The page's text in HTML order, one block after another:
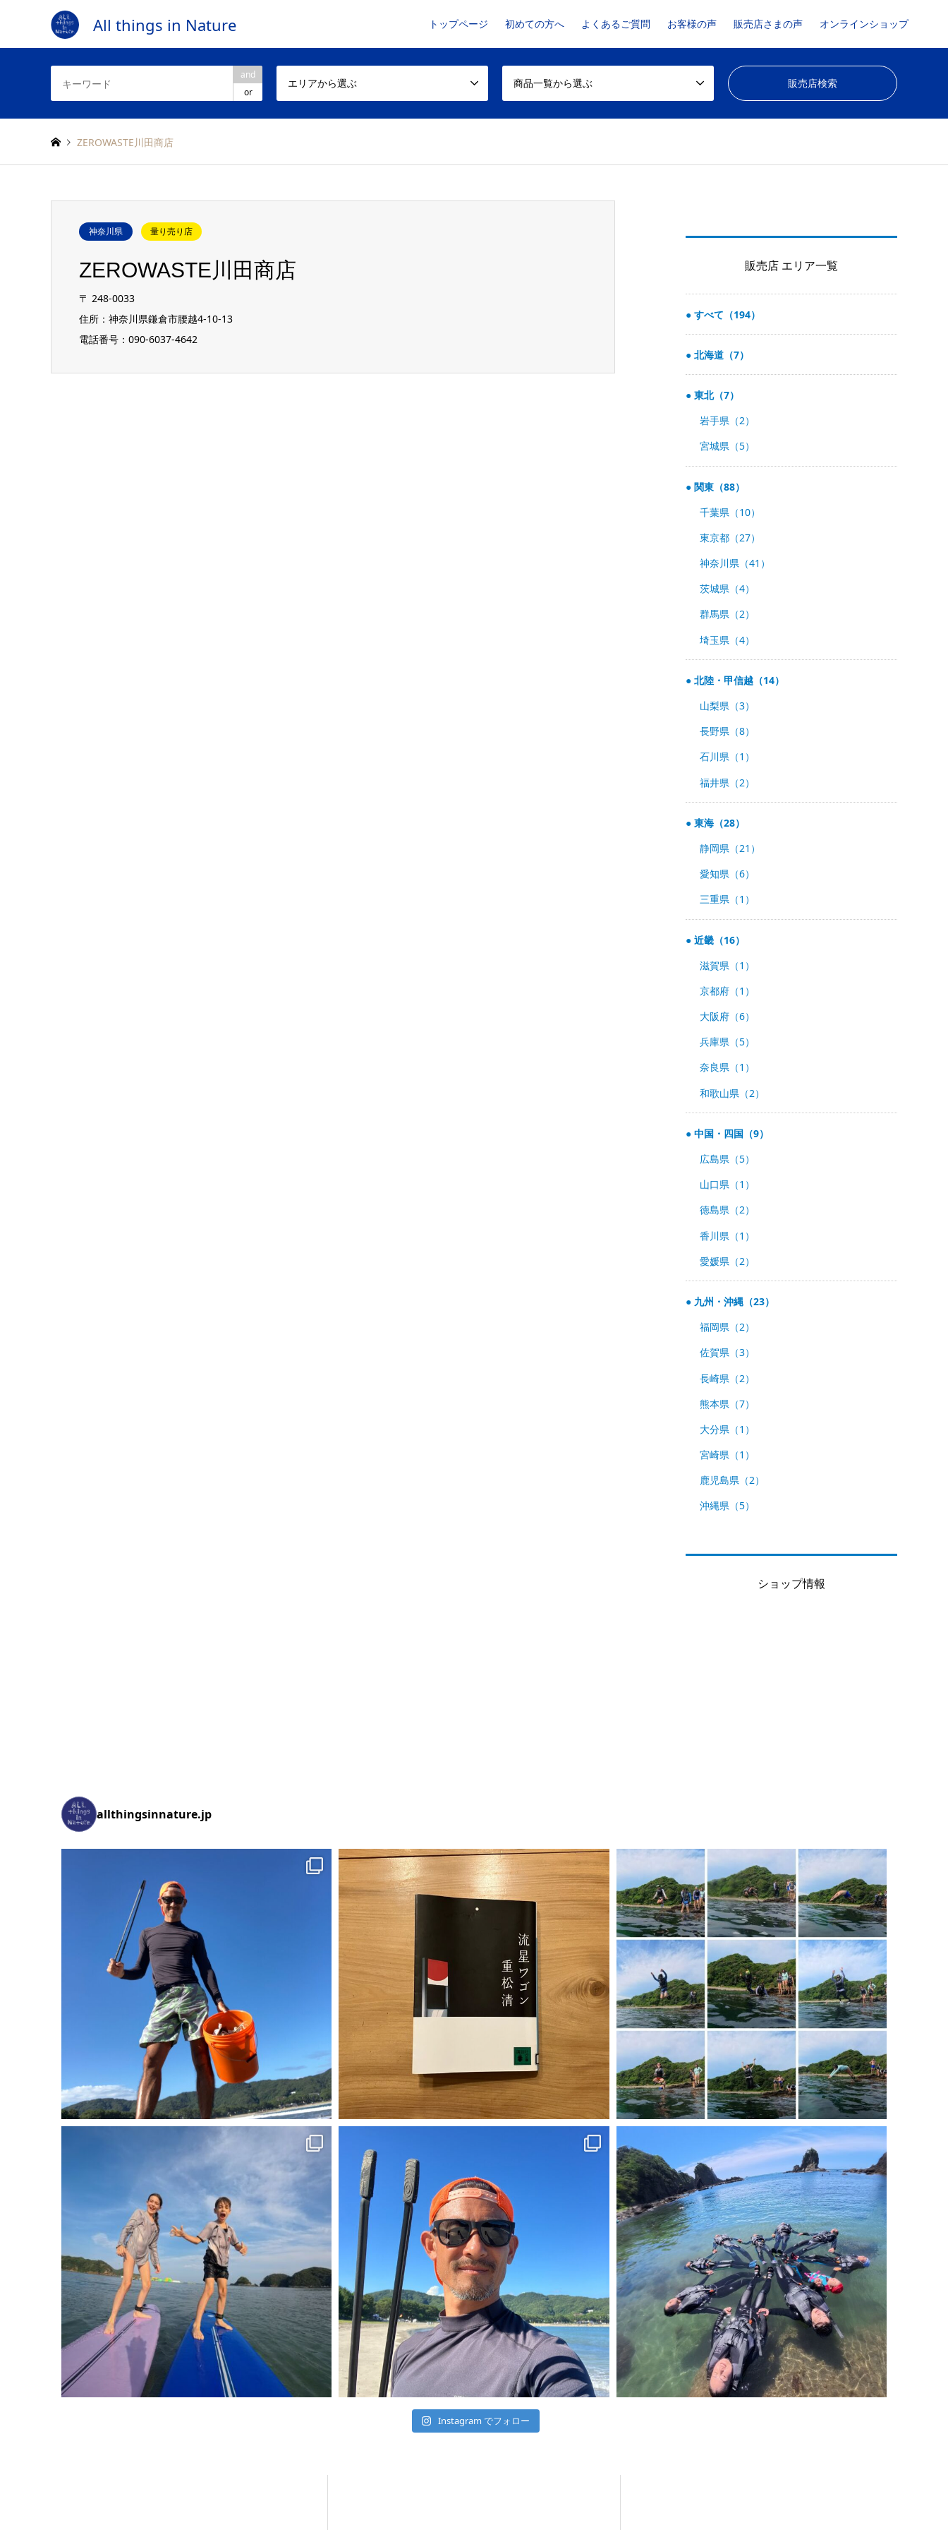
All things in Nature トップページ 初めての方へ よくあるご質問 お客様の声 販売店さまの声 オンラインショップ
and
or
エリアから選ぶ 商品一覧から選ぶ
ZEROWASTE川田商店
神奈川県 量り売り店
ZEROWASTE川田商店
〒 248-0033
住所： 神奈川県鎌倉市腰越4-10-13
電話番号： 090-6037-4642
販売店 エリア一覧
すべて（194）
北海道（7）
東北（7）
岩手県（2）
宮城県（5）
関東（88）
千葉県（10）
東京都（27）
神奈川県（41）
茨城県（4）
群馬県（2）
埼玉県（4）
北陸・甲信越（14）
山梨県（3）
長野県（8）
石川県（1）
福井県（2）
東海（28）
静岡県（21）
愛知県（6）
三重県（1）
近畿（16）
滋賀県（1）
京都府（1）
大阪府（6）
兵庫県（5）
奈良県（1）
和歌山県（2）
中国・四国（9）
広島県（5）
山口県（1）
徳島県（2）
香川県（1）
愛媛県（2）
九州・沖縄（23）
福岡県（2）
佐賀県（3）
長崎県（2）
熊本県（7）
大分県（1）
宮崎県（1）
鹿児島県（2）
沖縄県（5）
ショップ情報
allthingsinnature.jp
Instagram でフォロー